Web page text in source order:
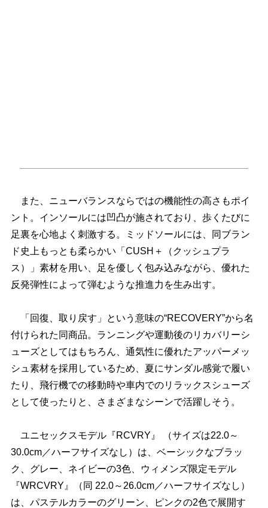
また、ニューバランスならではの機能性の高さもポイ
ント。インソールには凹凸が施されており、歩くたびに
足裏を心地よく刺激する。ミッドソールには、同ブラン
ド史上もっとも柔らかい「CUSH＋（クッシュプラ
ス）」素材を用い、足を優しく包み込みながら、優れた
反発弾性によって弾むような推進力を生み出す。
「回復、取り戻す」という意味の“RECOVERY”から名
付けられた同商品。ランニングや運動後のリカバリーシ
ューズとしてはもちろん、通気性に優れたアッパーメッ
シュ素材を採用しているため、夏にサンダル感覚で履い
たり、飛行機での移動時や車内でのリラックスシューズ
として使ったりと、さまざまなシーンで活躍しそう。
ユニセックスモデル『RCVRY』 （サイズは22.0～
30.0cm／ハーフサイズなし）は、ベーシックなブラッ
ク、グレー、ネイビーの3色、ウィメンズ限定モデル
『WRCVRY』（同 22.0～26.0cm／ハーフサイズなし）
は、パステルカラーのグリーン、ピンクの2色で展開す